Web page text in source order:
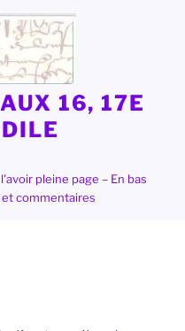
16, 17E
pleine page – En bas
commentaires